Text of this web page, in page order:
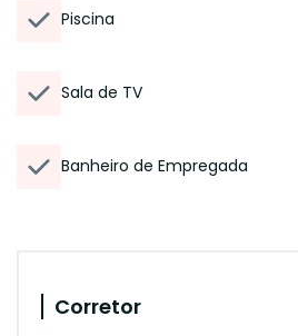
Piscina
Sala de TV
Banheiro de Empregada
Corretor